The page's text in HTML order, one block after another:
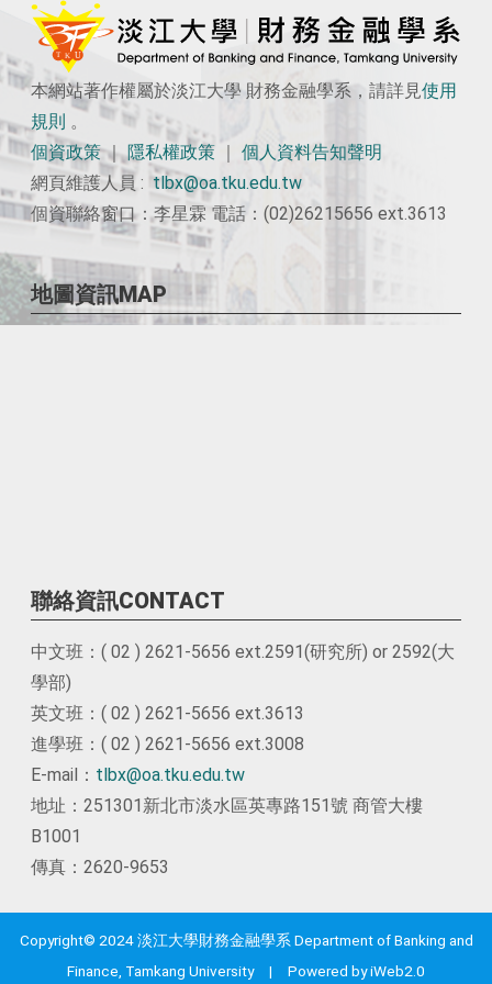
本網站著作權屬於淡江大學 財務金融學系，請詳見使用
規則 。
個資政策｜隱私權政策
個人資料告知聲明
網頁維護人員 :tlbx@oa.tku.edu.tw
個資聯絡窗口：李星霖 電話：(02)26215656 ext.3613
地圖資訊MAP
聯絡資訊CONTACT
中文班：( 02 ) 2621-5656 ext.2591(研究所) or 2592(大
學部)
英文班：( 02 ) 2621-5656 ext.3613
進學班：( 02 ) 2621-5656 ext.3008
E-mail： tlbx@oa.tku.edu.tw
地址：251301新北市淡水區英專路151號 商管大樓
B1001
傳真：2620-9653
Copyright© 2024 淡江大學財務金融學系 Department of Banking and
Finance, Tamkang University | Powered by iWeb2.0